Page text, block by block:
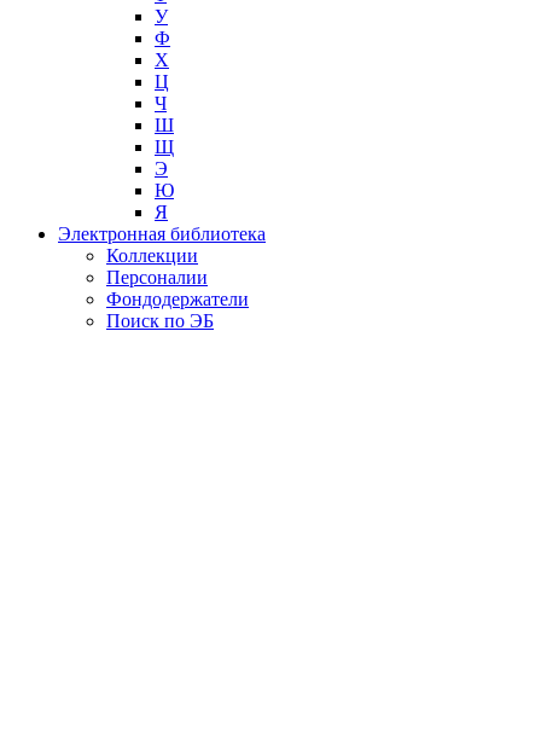
У
Ф
Х
Ц
Ч
Ш
Щ
Э
Ю
Я
Электронная библиотека
Коллекции
Персоналии
Фондодержатели
Поиск по ЭБ